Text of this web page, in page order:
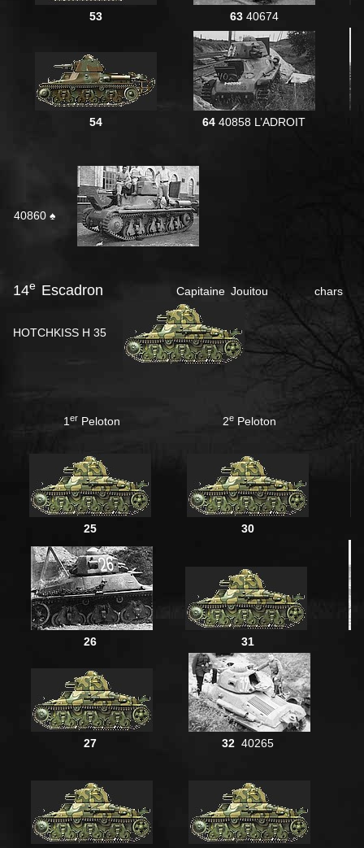
53 63 40674
54 64 40858 L’ADROIT
40860 ♠
14e Escadron Capitaine Jouitou chars
HOTCHKISS H 35
1 er Peloton 2e Peloton
25 30
26 31
27 32 40265